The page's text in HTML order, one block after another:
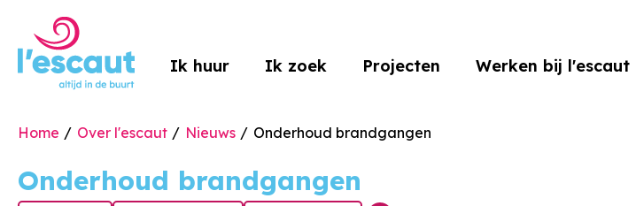
Naar hoofdinhoud
Naar hoofdnavigatiemenu
Naar zoeken
Naar de homepage
Ik huur Ik zoek Projecten Werken bij l'escaut
Home Over l'escaut Nieuws Onderhoud brandgangen
Onderhoud brandgangen